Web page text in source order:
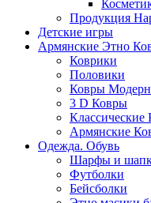
Продукция
Детские игры
Армянские Этно
Коврики
Половики
Ковры Модерн
3 D Ковры
Классические
Армянские
Одежда. Обувь
Шарфы и
Футболки
Бейсболки